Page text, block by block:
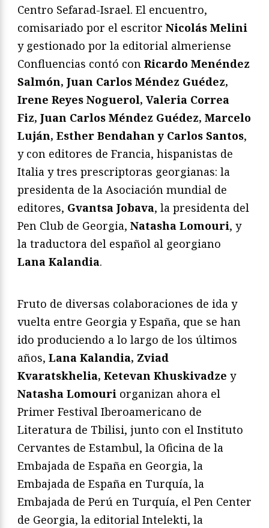
Centro Sefarad-Israel. El encuentro,
comisariado por el escritor Nicolás Melini
y gestionado por la editorial almeriense
Confluencias contó con Ricardo Menéndez
Salmón, Juan Carlos Méndez Guédez,
Irene Reyes Noguerol, Valeria Correa
Fiz, Juan Carlos Méndez Guédez, Marcelo
Luján, Esther Bendahan y Carlos Santos,
y con editores de Francia, hispanistas de
Italia y tres prescriptoras georgianas: la
presidenta de la Asociación mundial de
editores, Gvantsa Jobava, la presidenta del
Pen Club de Georgia, Natasha Lomouri, y
la traductora del español al georgiano
Lana Kalandia.
Fruto de diversas colaboraciones de ida y
vuelta entre Georgia y España, que se han
ido produciendo a lo largo de los últimos
años, Lana Kalandia, Zviad
Kvaratskhelia, Ketevan Khuskivadze y
Natasha Lomouri organizan ahora el
Primer Festival Iberoamericano de
Literatura de Tbilisi, junto con el Instituto
Cervantes de Estambul, la Oficina de la
Embajada de España en Georgia, la
Embajada de España en Turquía, la
Embajada de Perú en Turquía, el Pen Center
de Georgia, la editorial Intelekti, la